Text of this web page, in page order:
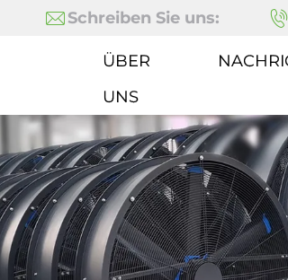
Schreiben Sie uns:
ÜBER
UNS